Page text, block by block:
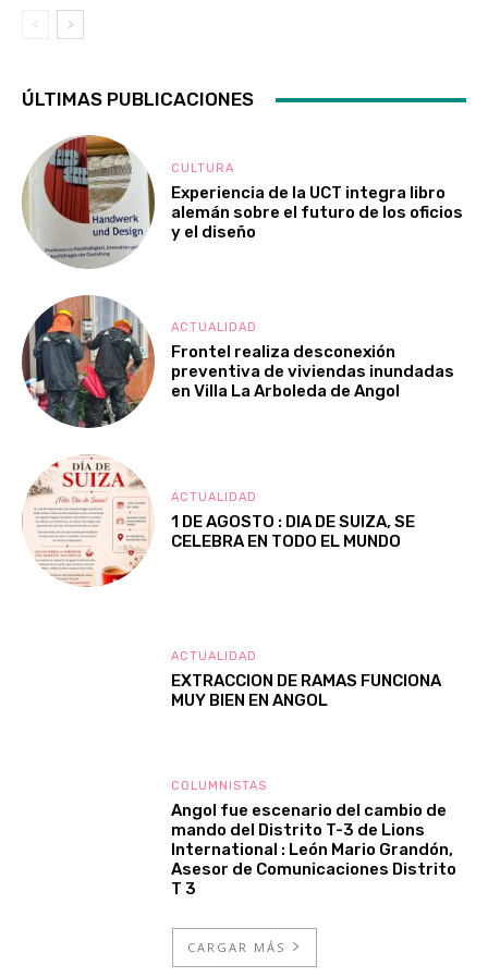
ÚLTIMAS PUBLICACIONES
CULTURA
Experiencia de la UCT integra libro
alemán sobre el futuro de los oficios
y el diseño
ACTUALIDAD
Frontel realiza desconexión
preventiva de viviendas inundadas
en Villa La Arboleda de Angol
ACTUALIDAD
1 DE AGOSTO : DIA DE SUIZA, SE
CELEBRA EN TODO EL MUNDO
ACTUALIDAD
EXTRACCION DE RAMAS FUNCIONA
MUY BIEN EN ANGOL
COLUMNISTAS
Angol fue escenario del cambio de
mando del Distrito T-3 de Lions
International : León Mario Grandón,
Asesor de Comunicaciones Distrito
T 3
CARGAR MÁS